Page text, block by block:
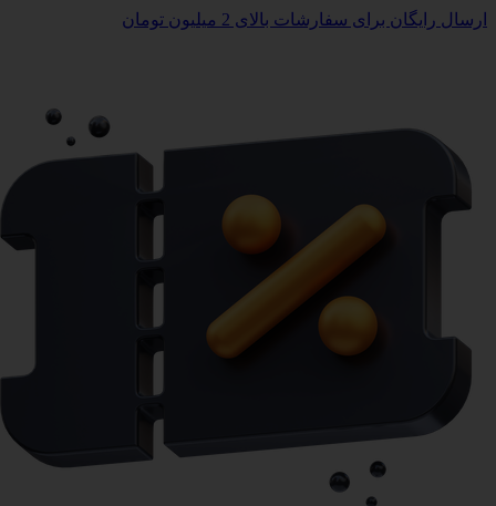
ارسال رایگان برای سفارشات بالای 2 میلیون تومان